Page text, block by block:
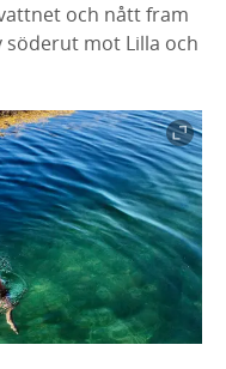
och nått fram
söderut mot Lilla och